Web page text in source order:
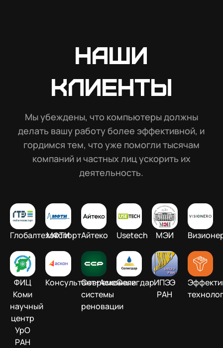
Наши
клиенты
Мы убеждены, что компьютеры должны
делать вашу работу более эффективной, и
гордимся тем, что уже помогли тысячам
компаний и частных лиц ускорить их
деятельность.
Глобалтехэкспорт
МФТИ Айтеко Usetech МЭИ
ФИЦ
Коми
научный
центр
УрО
РАН
Консультант+Аскон
Современные
системы
реновации
СелигдарИПЭЭ
РАН